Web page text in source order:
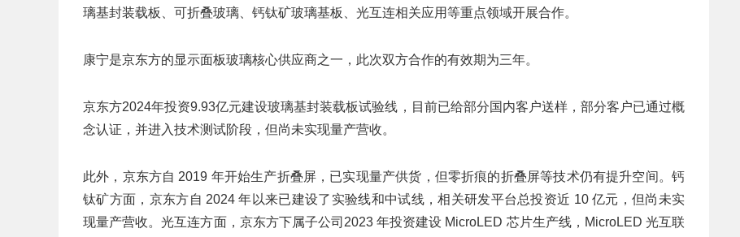
璃基封装载板、可折叠玻璃、钙钛矿玻璃基板、光互连相关应用等重点领域开展合作。
康宁是京东方的显示面板玻璃核心供应商之一，此次双方合作的有效期为三年。
京东方2024年投资9.93亿元建设玻璃基封装载板试验线，目前已给部分国内客户送样，部分客户已通过概
念认证，并进入技术测试阶段，但尚未实现量产营收。
此外，京东方自 2019 年开始生产折叠屏，已实现量产供货，但零折痕的折叠屏等技术仍有提升空间。钙
钛矿方面，京东方自 2024 年以来已建设了实验线和中试线，相关研发平台总投资近 10 亿元，但尚未实
现量产营收。光互连方面，京东方下属子公司2023 年投资建设 MicroLED 芯片生产线，MicroLED 光互联